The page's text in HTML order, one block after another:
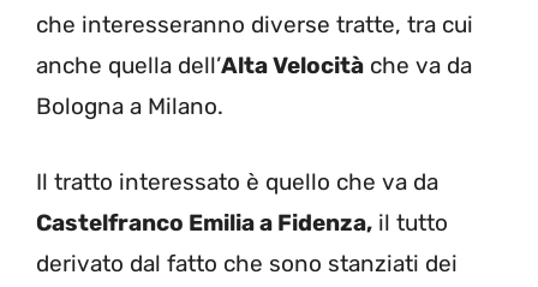
che interesseranno diverse tratte, tra cui
anche quella dell’Alta Velocità che va da
Bologna a Milano.
Il tratto interessato è quello che va da
Castelfranco Emilia a Fidenza, il tutto
derivato dal fatto che sono stanziati dei